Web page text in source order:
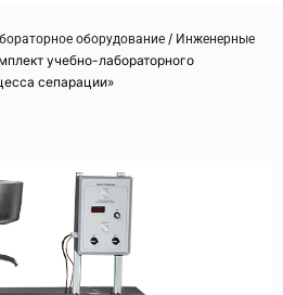
оборудование / Инженерные
учебно-лабораторного
сепарации»